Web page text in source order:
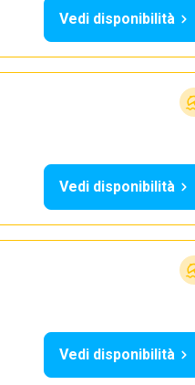
Vedi disponibilità
Vedi disponibilità
Vedi disponibilità